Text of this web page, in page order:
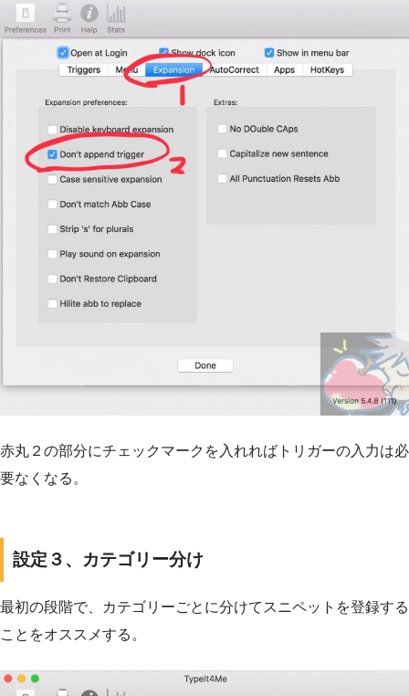
赤丸２の部分にチェックマークを入れればトリガーの入力は必
要なくなる。
設定３、カテゴリー分け
最初の段階で、カテゴリーごとに分けてスニペットを登録する
ことをオススメする。